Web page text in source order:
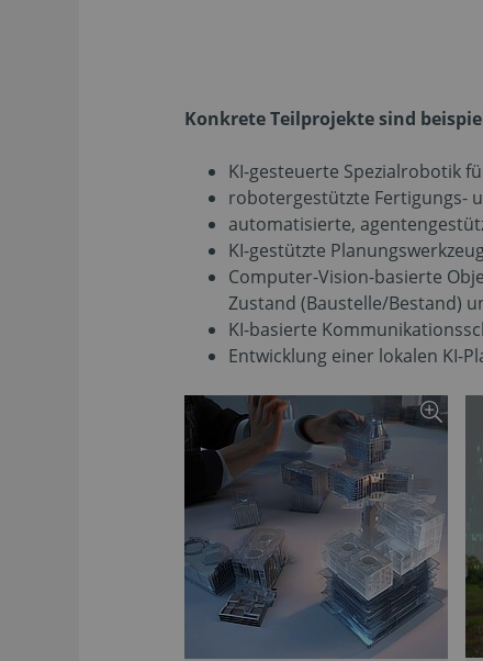
Konkrete Teilprojekte sind
KI-gesteuerte Spezialrobotik
robotergestützte Fertigungs-
automatisierte,
KI-gestützte
Computer-Vision-basierte
Zustand (Baustelle/Bestand)
KI-basierte
Entwicklung einer lokalen KI-